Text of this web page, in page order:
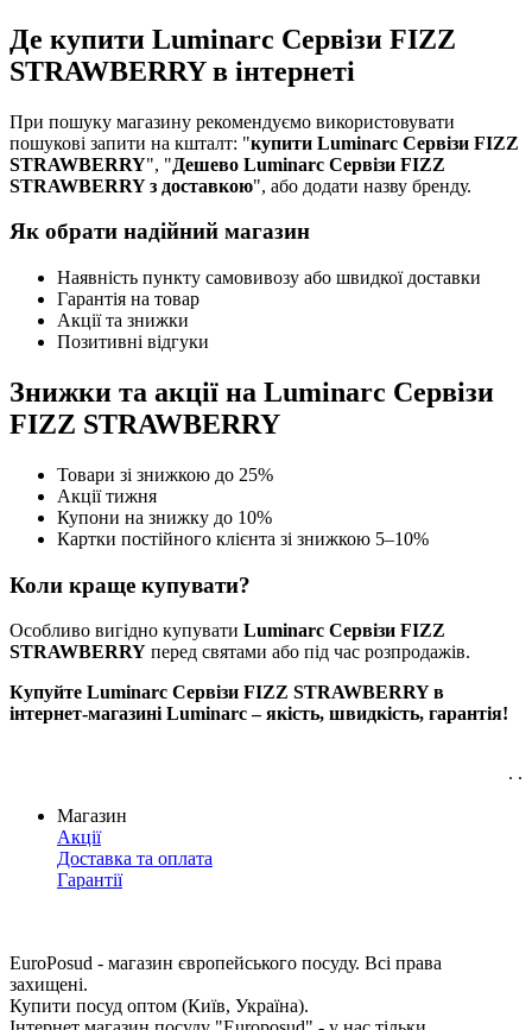
Де купити Luminarc Сервізи FIZZ
STRAWBERRY в інтернеті
При пошуку магазину рекомендуємо використовувати
пошукові запити на кшталт: "купити Luminarc Сервізи FIZZ
STRAWBERRY", "Дешево Luminarc Сервізи FIZZ
STRAWBERRY з доставкою", або додати назву бренду.
Як обрати надійний магазин
Наявність пункту самовивозу або швидкої доставки
Гарантія на товар
Акції та знижки
Позитивні відгуки
Знижки та акції на Luminarc Сервізи
FIZZ STRAWBERRY
Товари зі знижкою до 25%
Акції тижня
Купони на знижку до 10%
Картки постійного клієнта зі знижкою 5–10%
Коли краще купувати?
Особливо вигідно купувати Luminarc Сервізи FIZZ
STRAWBERRY перед святами або під час розпродажів.
Купуйте Luminarc Сервізи FIZZ STRAWBERRY в
інтернет-магазині Luminarc – якість, швидкість, гарантія!
. .
Магазин
Акції
Доставка та оплата
Гарантії
EuroPosud - магазин європейського посуду. Всі права
захищені.
Купити посуд оптом (Київ, Україна).